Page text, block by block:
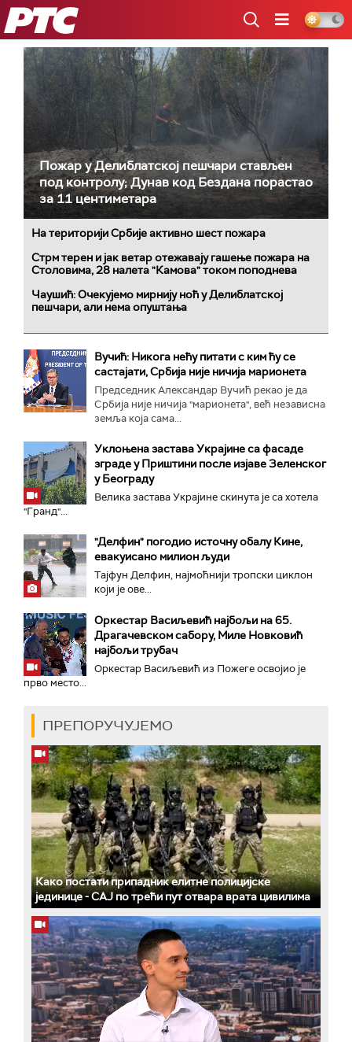
РТС
Пожар у Делиблатској пешчари стављен
под контролу; Дунав код Бездана порастао
за 11 центиметара
На територији Србије активно шест пожара
Стрм терен и јак ветар отежавају гашење пожара на
Столовима, 28 налета "Камова" током поподнева
Чаушић: Oчекујемо мирнију ноћ у Делиблатској
пешчари, али нема опуштања
Вучић: Никога нећу питати с ким ћу се
састајати, Србија није ничија марионета
Председник Александар Вучић рекао је да
Србија није ничија "марионета", већ независна
земља која сама...
Уклоњена застава Украјине са фасаде
зграде у Приштини после изјаве Зеленског
у Београду
Велика заставa Украјине скинута је са хотела
"Гранд"...
"Делфин" погодио источну обалу Кине,
евакуисано милион људи
Тајфун Делфин, најмоћнији тропски циклон
који је ове...
Оркестар Васиљевић најбољи на 65.
Драгачевском сабору, Миле Новковић
најбољи трубач
Оркестар Васиљевић из Пожеге освојио је
прво место...
ПРЕПОРУЧУЈЕМО
Како постати припадник елитне полицијске
јединице - СAJ по трећи пут отвара врата цивилима